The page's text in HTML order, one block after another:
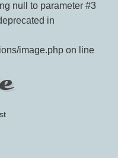
null to parameter #3
in
image.php on line